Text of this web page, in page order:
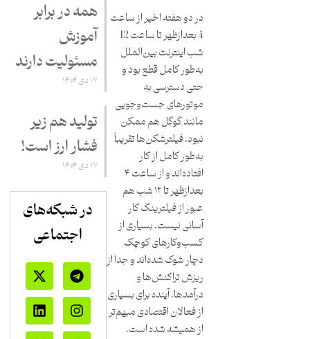
در دو هفته اخیر از ساعت
4 بعدازظهر تا ساعت 12
شب اینترنت بین‌الملل
به‌طور کامل قطع بود و
حتی دسترسی به
موتورهای جست‌وجویی
مانند گوگل هم ممکن
نبود. فیلترشکن‌ها تقریباً
به‌طور کامل از کار
افتاده‌اند و از ساعت ۴
بعدازظهر تا ۱۲ شب هم
عبور از فیلترینگ کار
آسانی نیست. بسیاری از
کسب‌وکارهای کوچک
دچار شوک شده‌اند و جدا از
ریزش تراکنش‌ها و
در‌آمدها، آینده برای بسیاری
از فعالان اقتصادی مبهم‌تر
از همیشه شده است.
همه در برابر
آموزش
مسئولیت دارند
۱۷ دی ۱۴۰۴
تولید هم زیر
فشار ارز است!
۱۷ دی ۱۴۰۴
در شبکه‌های
اجتماعی